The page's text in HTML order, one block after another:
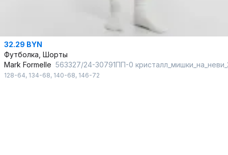
32.29 BYN
Футболка, Шорты
Mark Formelle 563327/24-30791ПП-0
128-64, 134-68, 140-68, 146-72